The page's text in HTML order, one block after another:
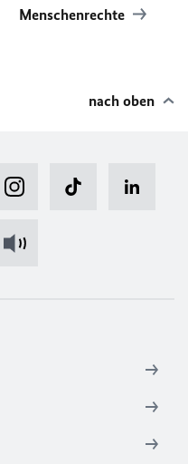
Menschenrechte
nach oben